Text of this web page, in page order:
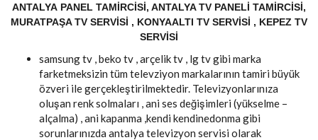
ANTALYA PANEL TAMIRCISI, ANTALYA TV PANELI TAMIRCISI,
MURATPAŞA TV SERVISI , KONYAALTI TV SERVISI , KEPEZ TV
SERVISI
samsung tv , beko tv , arçelik tv , lg tv gibi marka
farketmeksizin tüm televziyon markalarının tamiri büyük
özveri ile gerçekleştirilmektedir. Televizyonlarınıza
oluşan renk solmaları , ani ses değişimleri (yükselme –
alçalma) , ani kapanma ,kendi kendinedonma gibi
sorunlarınızda antalya televizyon servisi olarak